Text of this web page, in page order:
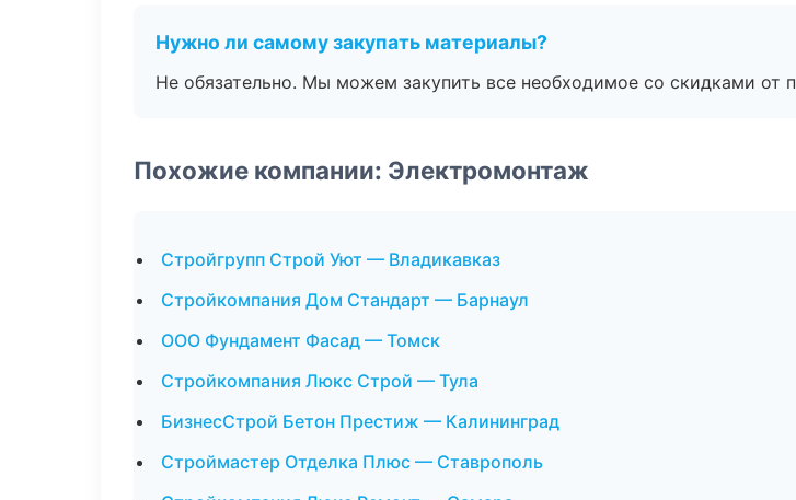
Нужно ли самому закупать материалы?
Не обязательно. Мы можем закупить все необходимое со скидками от
Похожие компании: Электромонтаж
Стройгрупп Строй Уют — Владикавказ
Стройкомпания Дом Стандарт — Барнаул
ООО Фундамент Фасад — Томск
Стройкомпания Люкс Строй — Тула
БизнесСтрой Бетон Престиж — Калининград
Строймастер Отделка Плюс — Ставрополь